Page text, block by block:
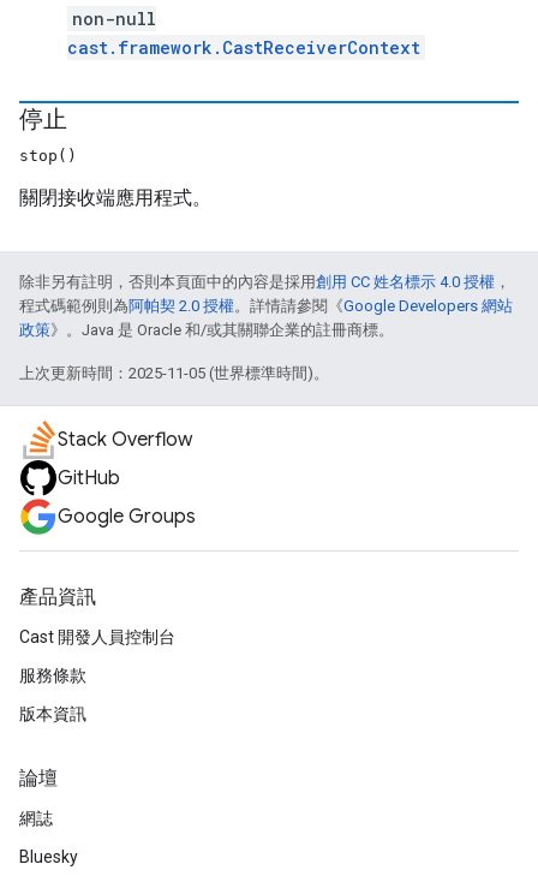
non-null
cast.framework.CastReceiverContext
停止
stop()
關閉接收端應用程式。
除非另有註明，否則本頁面中的內容是採用創用 CC 姓名標示 4.0 授權 ，
程式碼範例則為阿帕契 2.0 授權。詳情請參閱《Google Developers 網站
政策》。Java 是 Oracle 和/或其關聯企業的註冊商標。
上次更新時間：2025-11-05 (世界標準時間)。
Stack Overflow
GitHub
Google Groups
產品資訊
Cast 開發人員控制台
服務條款
版本資訊
論壇
網誌
Bluesky